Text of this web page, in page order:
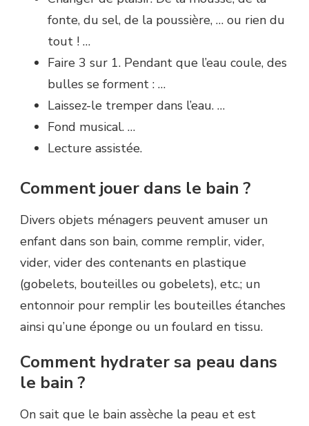
fonte, du sel, de la poussière, … ou rien du
tout ! …
Faire 3 sur 1. Pendant que l’eau coule, des
bulles se forment : …
Laissez-le tremper dans l’eau. …
Fond musical. …
Lecture assistée.
Comment jouer dans le bain ?
Divers objets ménagers peuvent amuser un
enfant dans son bain, comme remplir, vider,
vider, vider des contenants en plastique
(gobelets, bouteilles ou gobelets), etc.; un
entonnoir pour remplir les bouteilles étanches
ainsi qu’une éponge ou un foulard en tissu.
Comment hydrater sa peau dans
le bain ?
On sait que le bain assèche la peau et est